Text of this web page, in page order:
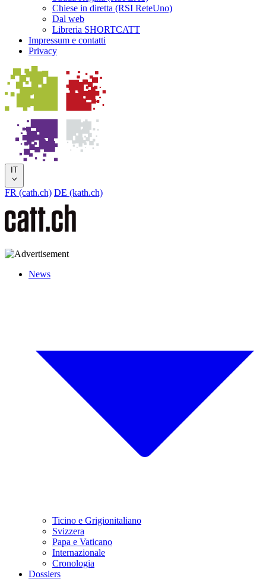
Chiese in diretta (RSI ReteUno)
Dal web
Libreria SHORTCATT
Impressum e contatti
Privacy
IT
FR (cath.ch) DE (kath.ch)
News
Ticino e Grigionitaliano
Svizzera
Papa e Vaticano
Internazionale
Cronologia
Dossiers